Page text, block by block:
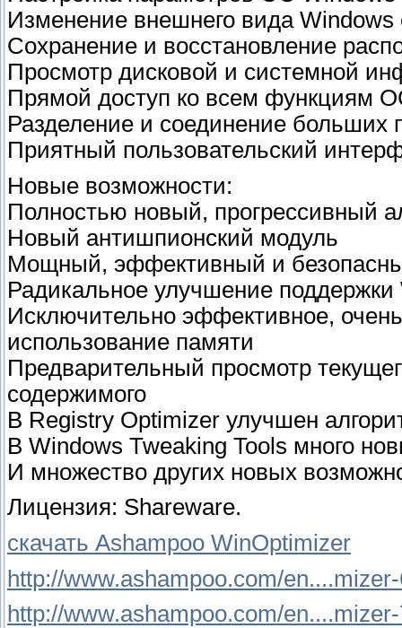
Изменение внешнего вида
Сохранение и восстановление
Просмотр дисковой и системной
Прямой доступ ко всем функциям
Разделение и соединение больших
Приятный пользовательский
Новые возможности:
Полностью новый, прогрессивный
Новый антишпионский модуль
Мощный, эффективный и
Радикальное улучшение
Исключительно эффективное,
использование памяти
Предварительный просмотр
содержимого
В Registry Optimizer улучшен
В Windows Tweaking Tools много
И множество других новых
Лицензия: Shareware.
скачать Ashampoo WinOptimizer
http://www.ashampoo.com/
http://www.ashampoo.com/